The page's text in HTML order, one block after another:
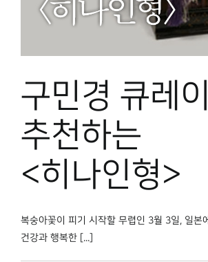
원문보기 PDF
구민경 큐레
추천하는
<히나인형>
복숭아꽃이 피기 시작할 무렵인 3월 3일, 일본
건강과 행복한 [...]